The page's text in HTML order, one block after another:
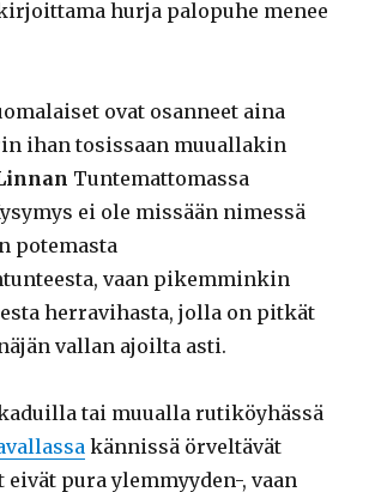
hurja palopuhe menee
ovat osanneet aina
ihan tosissaan muuallakin
Tuntemattomassa
ei ole missään nimessä
potemasta
vaan pikemminkin
herravihasta, jolla on pitkät
vallan ajoilta asti.
tai muualla rutiköyhässä
kännissä örveltävät
pura ylemmyyden-, vaan